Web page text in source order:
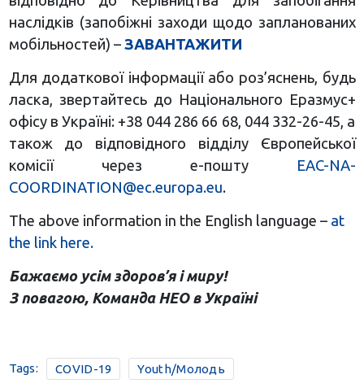
наслідків (запобіжні заходи щодо запланованих
мобільностей) – ЗАВАНТАЖИТИ
Для додаткової інформації або роз’яснень, будь
ласка, звертайтесь до Національного Еразмус+
офісу в Україні: +38 044 286 66 68, 044 332-26-45, а
також до відповідного відділу Європейської
комісії через е-пошту
EAC-NA-
COORDINATION@ec.europa.eu.
The above information in the English language –at
the link here.
Бажаємо усім здоров’я і миру!
З повагою, Команда НЕО в Україні
Tags: COVID-19 Youth/Молодь